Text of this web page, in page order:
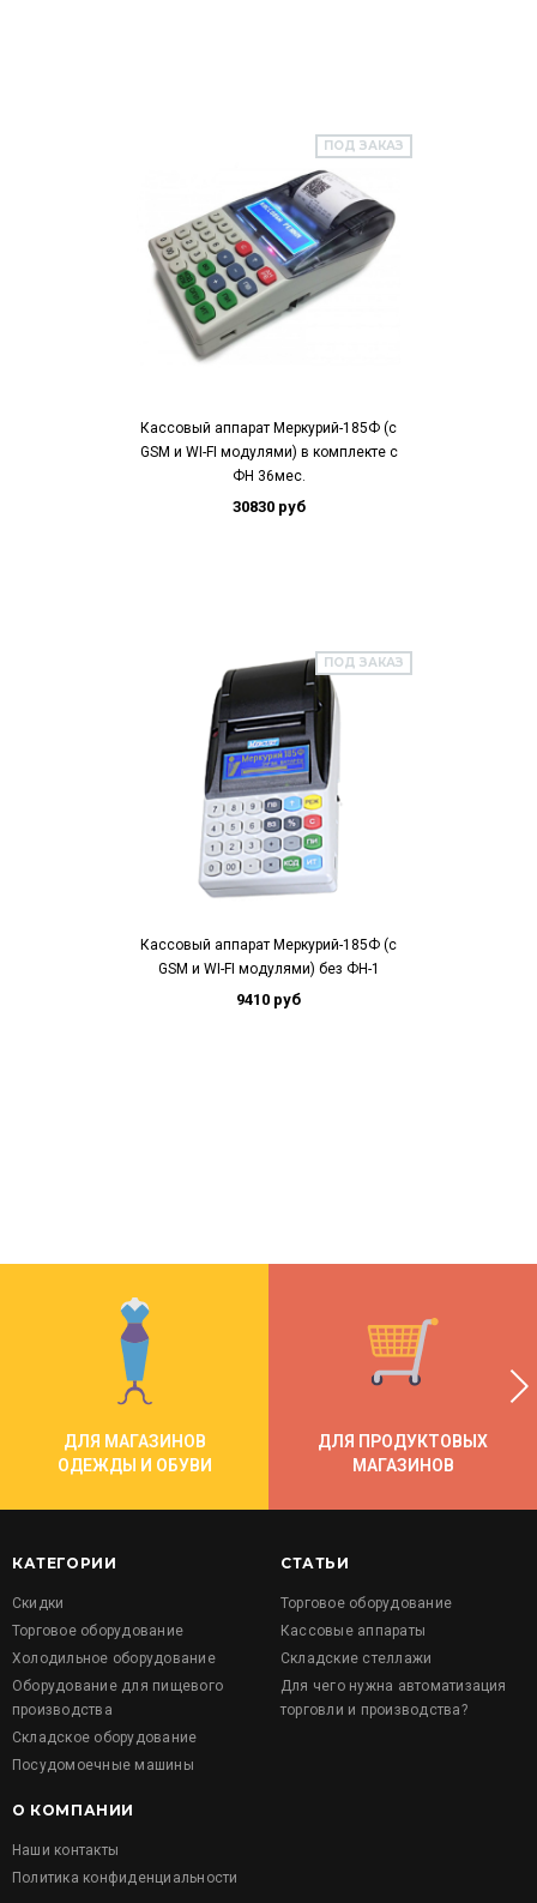
ПОД ЗАКАЗ
Кассовый аппарат Меркурий-185Ф (с
GSM и WI-FI модулями) в комплекте с
ФН 36мес.
30830 руб
ПОД ЗАКАЗ
Кассовый аппарат Меркурий-185Ф (с
GSM и WI-FI модулями) без ФН-1
9410 руб
ДЛЯ МАГАЗИНОВ
ОДЕЖДЫ И ОБУВИ
ДЛЯ ПРОДУКТОВЫХ
МАГАЗИНОВ
КАТЕГОРИИ
Скидки
Торговое оборудование
Холодильное оборудование
Оборудование для пищевого
производства
Складское оборудование
Посудомоечные машины
СТАТЬИ
Торговое оборудование
Кассовые аппараты
Складские стеллажи
Для чего нужна автоматизация
торговли и производства?
О КОМПАНИИ
Наши контакты
Политика конфиденциальности